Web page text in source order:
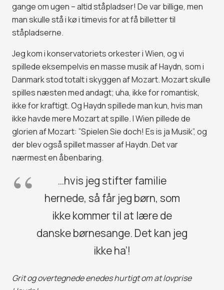
gange om ugen – altid ståpladser! De var billige, men
man skulle stå i kø i timevis for at få billetter til
ståpladserne.
Jeg kom i konservatoriets orkester i Wien, og vi
spillede eksempelvis en masse musik af Haydn, som i
Danmark stod totalt i skyggen af Mozart. Mozart skulle
spilles næsten med andagt; uha, ikke for romantisk,
ikke for kraftigt. Og Haydn spillede man kun, hvis man
ikke havde mere Mozart at spille. I Wien pillede de
glorien af Mozart: ”Spielen Sie doch! Es is ja Musik”, og
der blev også spillet masser af Haydn. Det var
nærmest en åbenbaring.
…hvis jeg stifter familie
hernede, så får jeg børn, som
ikke kommer til at lære de
danske børnesange. Det kan jeg
ikke ha’!
Grit og overtegnede enedes hurtigt om at lovprise